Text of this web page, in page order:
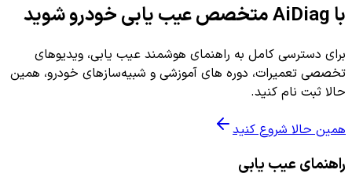
با AiDiag متخصص عیب یابی خودرو شوید
برای دسترسی کامل به راهنمای هوشمند عیب یابی، ویدیوهای
تخصصی تعمیرات، دوره های آموزشی و شبیه‌سازهای خودرو، همین
حالا ثبت نام کنید.
همین حالا شروع کنید
راهنمای عیب یابی